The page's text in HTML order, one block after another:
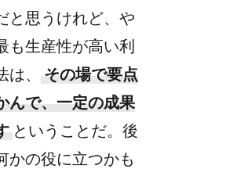
と思うけれど、や
も生産性が高い利
は、
その場で要点
んで、一定の成果
ということだ。後
かの役に立つかも